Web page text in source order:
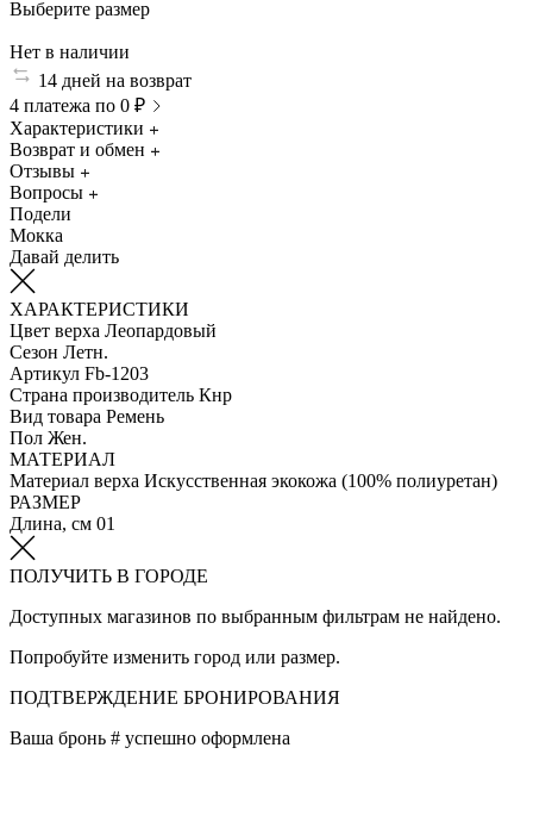
Выберите размер
Нет в наличии
14 дней на возврат
4 платежа по 0 ₽
Характеристики
Возврат и обмен
Отзывы
Вопросы
Подели
Мокка
Давай делить
ХАРАКТЕРИСТИКИ
Цвет верха Леопардовый
Сезон Летн.
Артикул Fb-1203
Страна производитель Кнр
Вид товара Ремень
Пол Жен.
МАТЕРИАЛ
Материал верха Искусственная экокожа (100% полиуретан)
РАЗМЕР
Длина, см 01
ПОЛУЧИТЬ В ГОРОДЕ
Доступных магазинов по выбранным фильтрам не найдено.
Попробуйте изменить город или размер.
ПОДТВЕРЖДЕНИЕ БРОНИРОВАНИЯ
Ваша бронь # успешно оформлена